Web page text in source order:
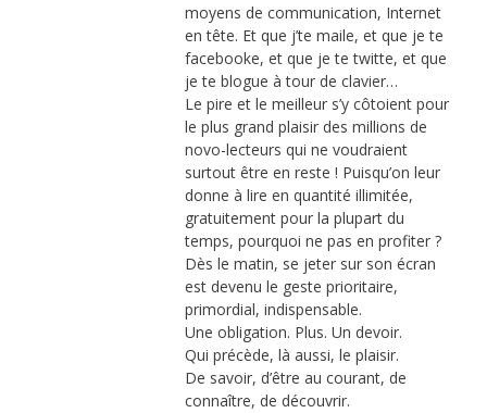
moyens de communication, Internet
en tête. Et que j’te maile, et que je te
facebooke, et que je te twitte, et que
je te blogue à tour de clavier…
Le pire et le meilleur s’y côtoient pour
le plus grand plaisir des millions de
novo-lecteurs qui ne voudraient
surtout être en reste ! Puisqu’on leur
donne à lire en quantité illimitée,
gratuitement pour la plupart du
temps, pourquoi ne pas en profiter ?
Dès le matin, se jeter sur son écran
est devenu le geste prioritaire,
primordial, indispensable.
Une obligation. Plus. Un devoir.
Qui précède, là aussi, le plaisir.
De savoir, d’être au courant, de
connaître, de découvrir.